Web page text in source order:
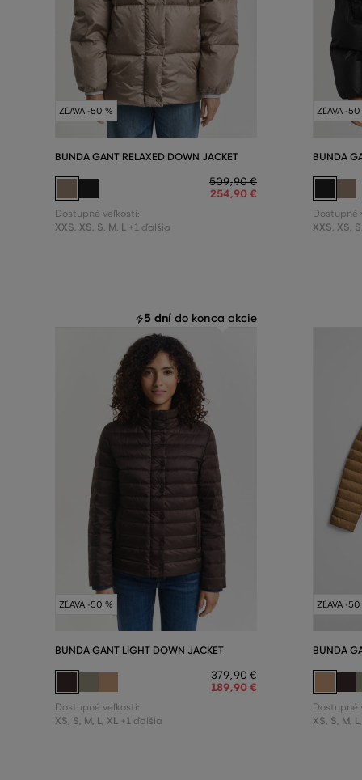
ZĽAVA -50 %
BUNDA GANT RELAXED DOWN JACKET
509,90 €
254,90 €
Dostupné veľkosti:
XXS, XS, S, M, L +1 ďalšia
ZĽAVA -
BUNDA
Dostupné
XXS, XS, S
5 dní do konca akcie
ZĽAVA -50 %
BUNDA GANT LIGHT DOWN JACKET
379,90 €
189,90 €
Dostupné veľkosti:
XS, S, M, L, XL +1 ďalšia
ZĽAVA -
BUNDA
Dostupné
XS, S, M, L,